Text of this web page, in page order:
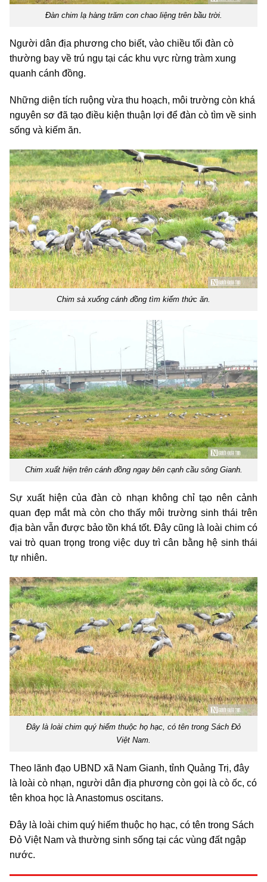
Đàn chim lạ hàng trăm con chao liệng trên bầu trời.
Người dân địa phương cho biết, vào chiều tối đàn cò
thường bay về trú ngụ tại các khu vực rừng tràm xung
quanh cánh đồng.
Những diện tích ruộng vừa thu hoạch, môi trường còn khá
nguyên sơ đã tạo điều kiện thuận lợi để đàn cò tìm về sinh
sống và kiếm ăn.
Chim sà xuống cánh đồng tìm kiếm thức ăn.
Chim xuất hiện trên cánh đồng ngay bên cạnh cầu sông Gianh.
Sự xuất hiện của đàn cò nhạn không chỉ tạo nên cảnh
quan đẹp mắt mà còn cho thấy môi trường sinh thái trên
địa bàn vẫn được bảo tồn khá tốt. Đây cũng là loài chim có
vai trò quan trọng trong việc duy trì cân bằng hệ sinh thái
tự nhiên.
Đây là loài chim quý hiếm thuộc họ hạc, có tên trong Sách Đỏ
Việt Nam.
Theo lãnh đạo UBND xã Nam Gianh, tỉnh Quảng Trị, đây
là loài cò nhạn, người dân địa phương còn gọi là cò ốc, có
tên khoa học là Anastomus oscitans.
Đây là loài chim quý hiếm thuộc họ hạc, có tên trong Sách
Đỏ Việt Nam và thường sinh sống tại các vùng đất ngập
nước.